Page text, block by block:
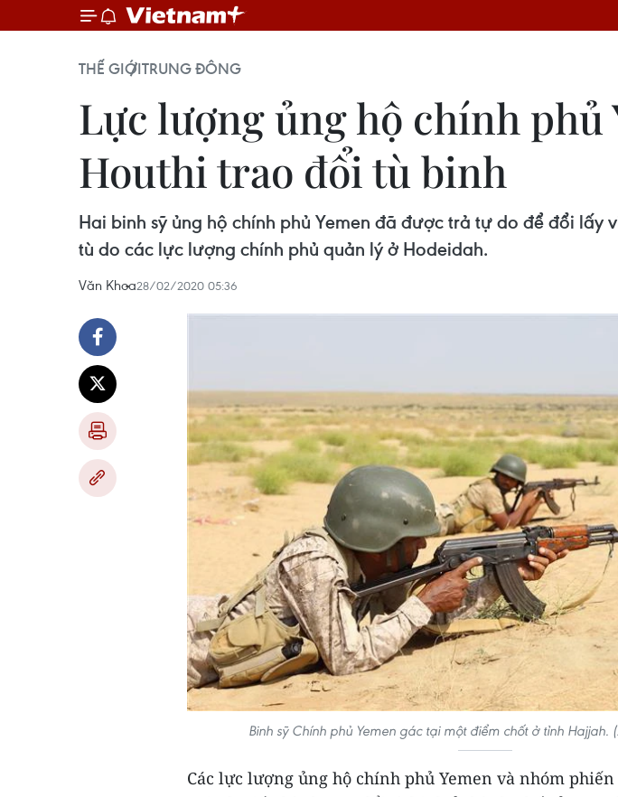
THẾ GIỚITRUNG ĐÔNG
Lực lượng ủng hộ chính phủ
Houthi trao đổi tù binh
Hai binh sỹ ủng hộ chính phủ Yemen đã được trả tự do để đổi
tù do các lực lượng chính phủ quản lý ở Hodeidah.
Văn Khoa28/02/2020 05:36
Binh sỹ Chính phủ Yemen gác tại một điểm chốt ở tỉnh Hajjah.
Các lực lượng ủng hộ chính phủ Yemen và nhóm